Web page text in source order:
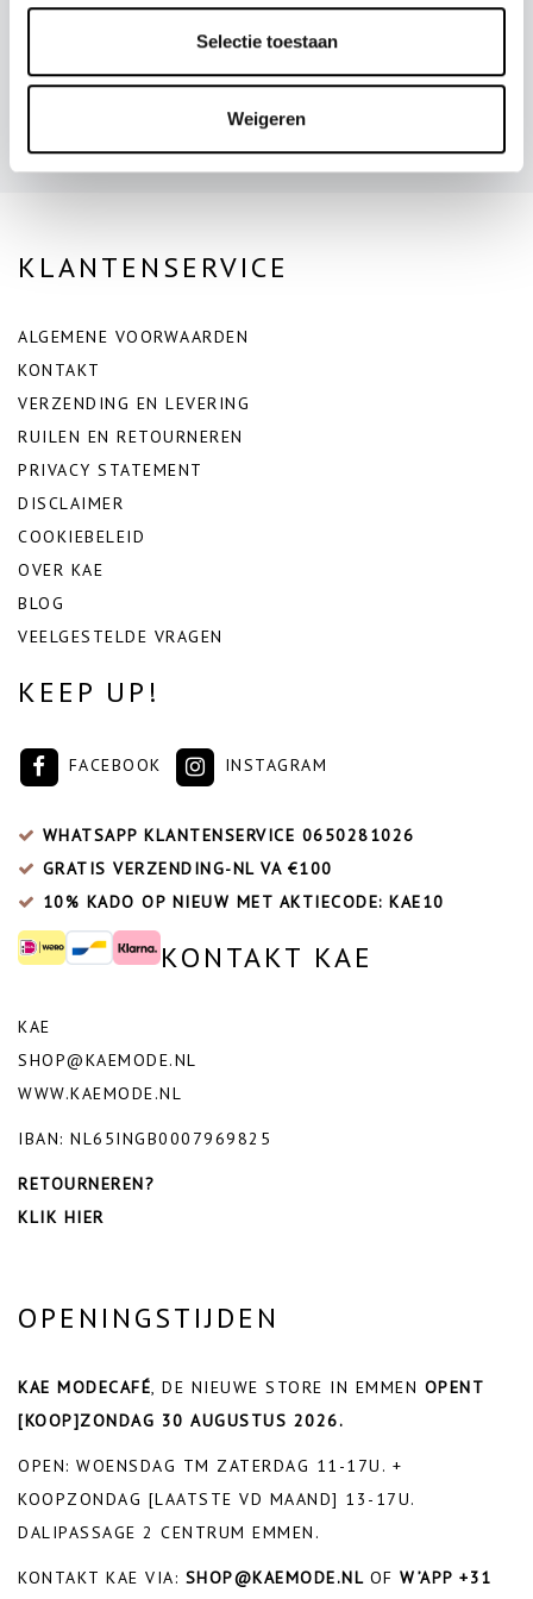
Selectie toestaan
Weigeren
Snelle levering en fijne communicatie!
- Steffi en Dichelle de Medjes
KLANTENSERVICE
ALGEMENE VOORWAARDEN
KONTAKT
VERZENDING EN LEVERING
RUILEN EN RETOURNEREN
PRIVACY STATEMENT
DISCLAIMER
COOKIEBELEID
OVER KAE
BLOG
VEELGESTELDE VRAGEN
KEEP UP!
FACEBOOK INSTAGRAM
WHATSAPP KLANTENSERVICE 0650281026
GRATIS VERZENDING-NL VA €100
10% KADO OP NIEUW MET AKTIECODE: KAE10
KONTAKT KAE
KAE
SHOP@KAEMODE.NL
WWW.KAEMODE.NL
IBAN: NL65INGB0007969825
RETOURNEREN?
KLIK HIER
OPENINGSTIJDEN
KAE MODECAFÉ, DE NIEUWE STORE IN EMMEN OPENT
[KOOP]ZONDAG 30 AUGUSTUS 2026.
OPEN: WOENSDAG TM ZATERDAG 11-17U. +
KOOPZONDAG [LAATSTE VD MAAND] 13-17U.
DALIPASSAGE 2 CENTRUM EMMEN.
KONTAKT KAE VIA: SHOP@KAEMODE.NL OF W’APP +31